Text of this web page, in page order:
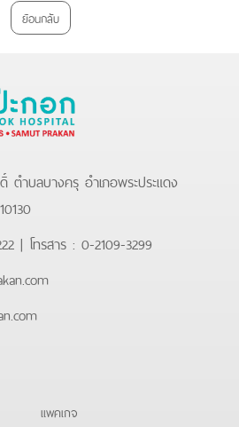
ย้อนกลับ
ำบลบางครุ อำเภอพระประแดง
| โทรสาร : 0-2109-3299
แพคเกจ